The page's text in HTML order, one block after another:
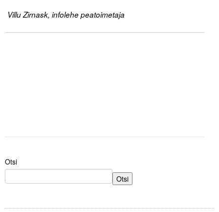
Villu Zirnask, infolehe peatoimetaja
Otsi
Otsi